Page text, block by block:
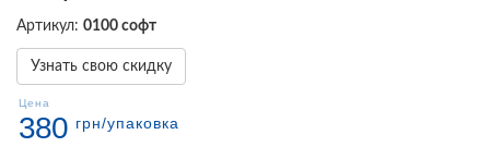
Артикул: 0100 софт
Узнать свою скидку
Цена
380 грн/упаковка